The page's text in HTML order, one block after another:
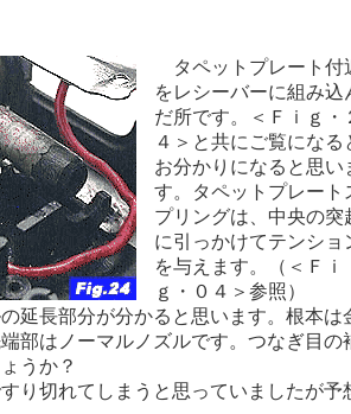
タペットプレート付
をレシーバーに組み込
だ所です。＜Ｆｉｇ・
４＞と共にご覧になる
お分かりになると思い
す。タペットプレート
プリングは、中央の突
に引っかけてテンショ
を与えます。（＜Ｆｉ
ｇ・０４＞参照）
延長部分が分かると思います。根本は
部はノーマルノズルです。つなぎ目の
うか？
り切れてしまうと思っていましたが予